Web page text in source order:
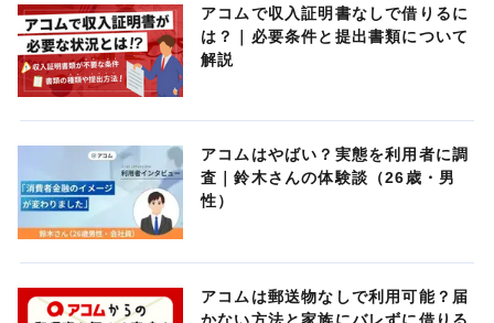
アコムで収入証明書なしで借りるに
は？｜必要条件と提出書類について
解説
アコムはやばい？実態を利用者に調
査｜鈴木さんの体験談（26歳・男
性）
アコムは郵送物なしで利用可能？届